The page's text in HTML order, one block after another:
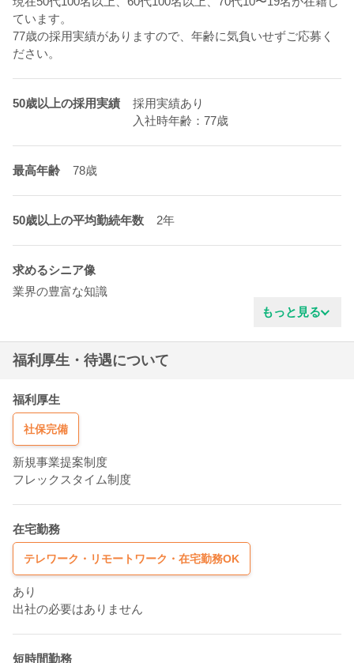
ています。
77歳の採用実績がありますので、年齢に気負いせずご応募く
ださい。
50歳以上の採用実績
採用実績あり
入社時年齢：77歳
最高年齢 78歳
50歳以上の平均勤続年数 2年
求めるシニア像
業界の豊富な知識
もっと見る
福利厚生・待遇について
福利厚生
社保完備
新規事業提案制度
フレックスタイム制度
在宅勤務
テレワーク・リモートワーク・在宅勤務OK
あり
出社の必要はありません
短時間勤務